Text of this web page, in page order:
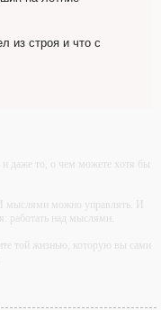
из строя и что с
и даже то, о чем можете хотя бы
можно управлять. И
работать над мыслями.
той жизнью, которую вы сами